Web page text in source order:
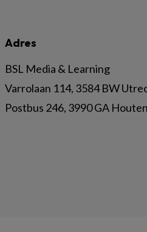
Adres
BSL Media & Learning
Varrolaan 114, 3584 BW
Postbus 246, 3990 GA Houten